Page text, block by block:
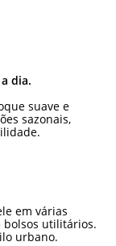
dia.
suave e
sazonais,
em várias
bolsos utilitários.
urbano.